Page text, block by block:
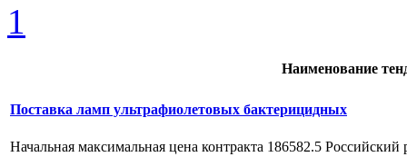
1
Наименование
Поставка ламп ультрафиолетовых бактерицидных
Начальная максимальная цена контракта 186582.5 Российский